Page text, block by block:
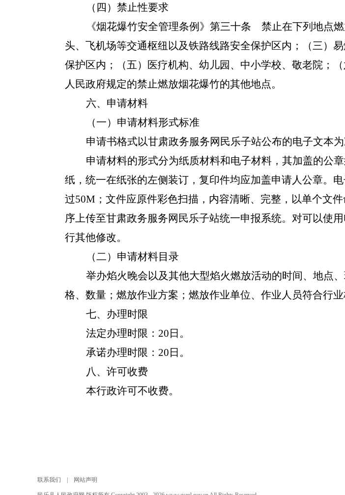
（四）禁止性要求
《烟花爆竹安全管理条例》 第三十条 禁止在下列地点燃
头、飞机场等交通枢纽以及铁路线路安全保护区内；（三）
保护区内；（五）医疗机构、幼儿园、中小学校、敬老院；
人民政府规定的禁止燃放烟花爆竹的其他地点。
六、申请材料
（一）申请材料形式标准
申请书格式以甘肃政务服务网民乐子站公布的电子文本为
申请材料的形式分为纸质材料和电子材料，其加盖的公
纸，统一在纸张的左侧装订，复印件均应加盖申请人公章。
过50M；文件应原件彩色扫描，内容清晰、完整，以单个文
序上传至甘肃政务服务网民乐子站统一申报系统。对可以使
行其他修改。
（二）申请材料目录
举办焰火晚会以及其他大型焰火燃放活动的时间、地点
格、数量；燃放作业方案；燃放作业单位、作业人员符合行
七、办理时限
法定办理时限：20日。
承诺办理时限：20日。
八、许可收费
本行政许可不收费。
联系我们 网站声明